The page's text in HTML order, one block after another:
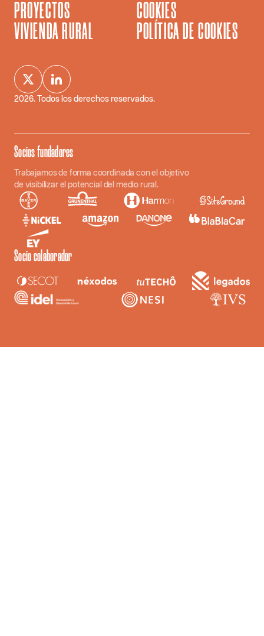
PROYECTOS
VIVIENDA RURAL
COOKIES
POLÍTICA DE COOKIES
2026. Todos los derechos reservados.
Socios fundadores
Trabajamos de forma coordinada con el objetivo
de visibilizar el potencial del medio rural.
Socio colaborador